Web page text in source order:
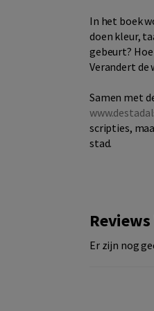
In het boek
doen kleur,
gebeurt?
Verandert de
Samen met
scripties,
stad.
Er zijn nog